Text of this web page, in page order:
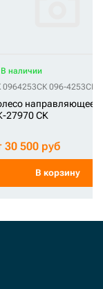
В наличии
0964253СК 096-4253СК
направляющее
27970 СК
30 500 руб
В корзину